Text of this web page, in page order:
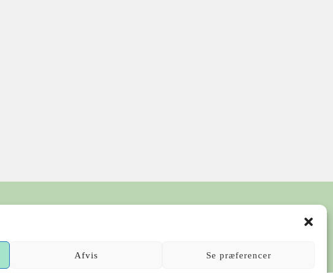
Afvis Se præferencer